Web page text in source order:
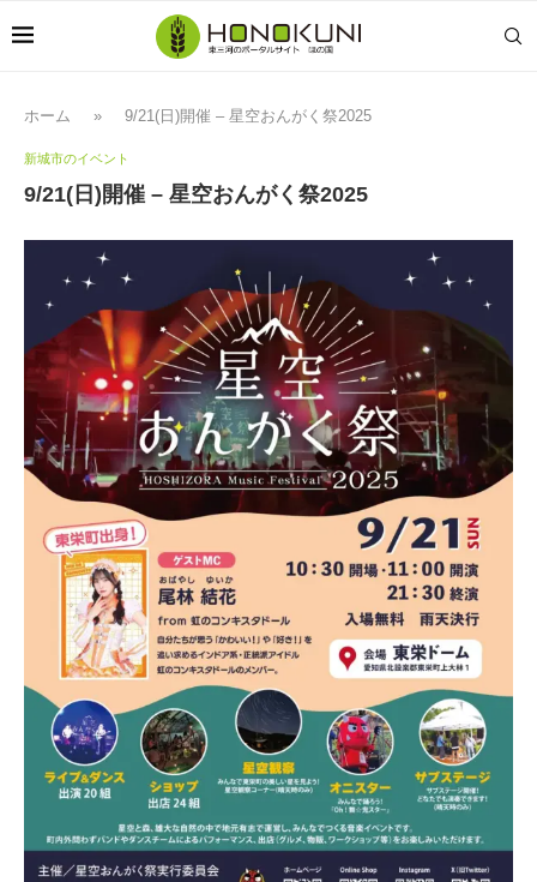
ホーム » 9/21(日)開催 – 星空おんがく祭2025
新城市のイベント
9/21(日)開催 – 星空おんがく祭2025